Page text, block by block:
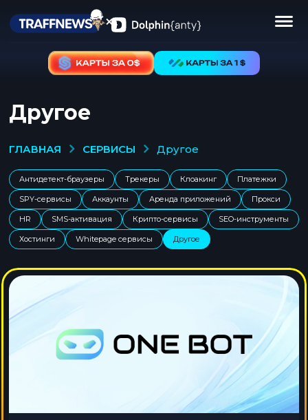
Другое
ГЛАВНАЯ СЕРВИСЫ другое
Антидетект-браузеры Трекеры Клоакинг Платежки
SPY-сервисы Аккаунты Аренда приложений Прокси
HR SMS-активация Крипто-сервисы SEO-инструменты
Хостинги Whitepage сервисы Другое